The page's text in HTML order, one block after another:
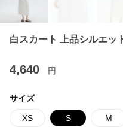
白スカート 上品シルエッ
4,640 円
サイズ
XS S M